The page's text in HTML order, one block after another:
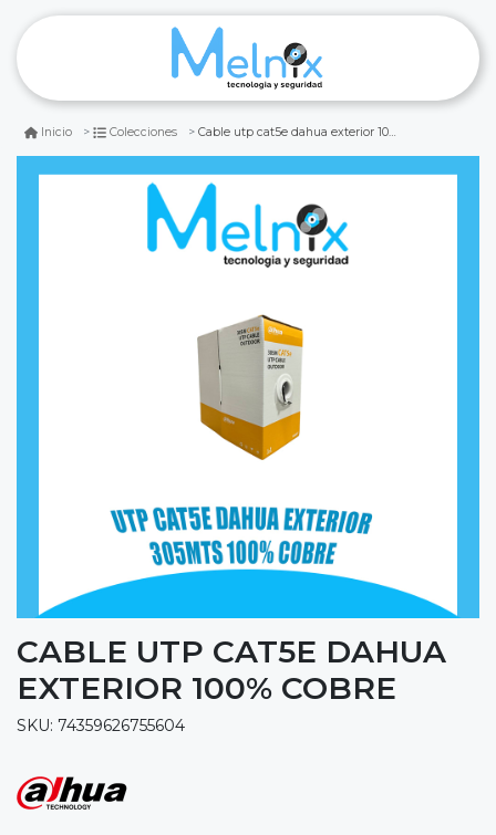
Inicio Colecciones Cable utp cat5e dahua exterior 100% cobre
CABLE UTP CAT5E DAHUA
EXTERIOR 100% COBRE
SKU: 74359626755604